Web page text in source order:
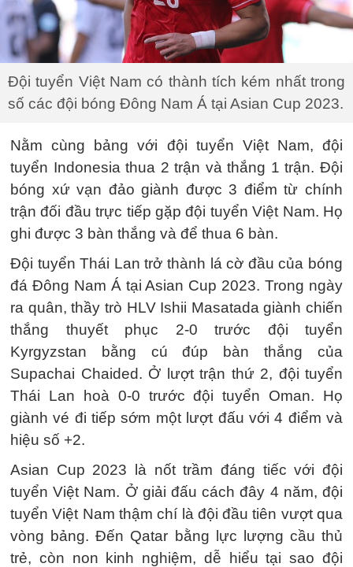
Đội tuyển Việt Nam có thành tích kém nhất trong
số các đội bóng Đông Nam Á tại Asian Cup 2023.
Nằm cùng bảng với đội tuyển Việt Nam, đội
tuyển Indonesia thua 2 trận và thắng 1 trận. Đội
bóng xứ vạn đảo giành được 3 điểm từ chính
trận đối đầu trực tiếp gặp đội tuyển Việt Nam. Họ
ghi được 3 bàn thắng và để thua 6 bàn.
Đội tuyển Thái Lan trở thành lá cờ đầu của bóng
đá Đông Nam Á tại Asian Cup 2023. Trong ngày
ra quân, thầy trò HLV Ishii Masatada giành chiến
thắng thuyết phục 2-0 trước đội tuyển
Kyrgyzstan bằng cú đúp bàn thắng của
Supachai Chaided. Ở lượt trận thứ 2, đội tuyển
Thái Lan hoà 0-0 trước đội tuyển Oman. Họ
giành vé đi tiếp sớm một lượt đấu với 4 điểm và
hiệu số +2.
Asian Cup 2023 là nốt trầm đáng tiếc với đội
tuyển Việt Nam. Ở giải đấu cách đây 4 năm, đội
tuyển Việt Nam thậm chí là đội đầu tiên vượt qua
vòng bảng. Đến Qatar bằng lực lượng cầu thủ
trẻ, còn non kinh nghiệm, dễ hiểu tại sao đội